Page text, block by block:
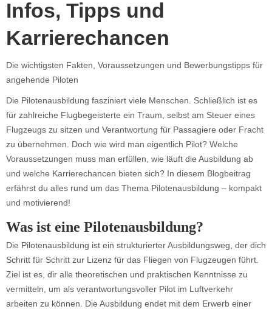
Infos, Tipps und
Karrierechancen
Die wichtigsten Fakten, Voraussetzungen und Bewerbungstipps für
angehende Piloten
Die Pilotenausbildung fasziniert viele Menschen. Schließlich ist es
für zahlreiche Flugbegeisterte ein Traum, selbst am Steuer eines
Flugzeugs zu sitzen und Verantwortung für Passagiere oder Fracht
zu übernehmen. Doch wie wird man eigentlich Pilot? Welche
Voraussetzungen muss man erfüllen, wie läuft die Ausbildung ab
und welche Karrierechancen bieten sich? In diesem Blogbeitrag
erfährst du alles rund um das Thema Pilotenausbildung – kompakt
und motivierend!
Was ist eine Pilotenausbildung?
Die Pilotenausbildung ist ein strukturierter Ausbildungsweg, der dich
Schritt für Schritt zur Lizenz für das Fliegen von Flugzeugen führt.
Ziel ist es, dir alle theoretischen und praktischen Kenntnisse zu
vermitteln, um als verantwortungsvoller Pilot im Luftverkehr
arbeiten zu können. Die Ausbildung endet mit dem Erwerb einer